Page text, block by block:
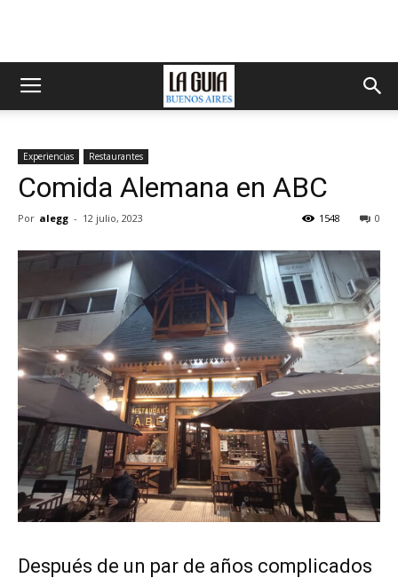
Experiencias Restaurantes
Comida Alemana en ABC
Por alegg - 12 julio, 2023 0
1548
Después de un par de años complicados